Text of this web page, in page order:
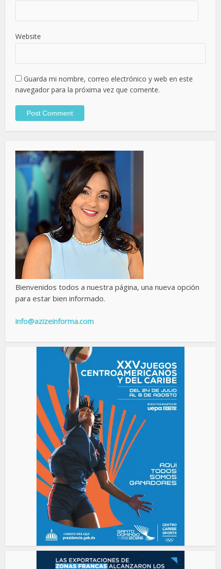
Website
Guarda mi nombre, correo electrónico y web en este
navegador para la próxima vez que comente.
Bienvenidos todos a nuestra página, una nueva opción
para estar bien informado.
info@azizeinforma.com